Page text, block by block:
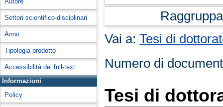
Settori scientifico-disciplinari
Anno
Tipologia prodotto
Accessibilità del full-text
Informazioni
Policy
Vai a:Tesi di
Numero di
Tesi di